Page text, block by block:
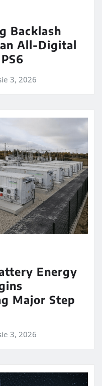
Backlash
All-Digital
3, 2026
Energy
Major Step
3, 2026